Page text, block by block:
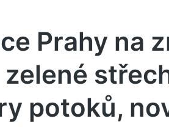
Prahy na
potoků,